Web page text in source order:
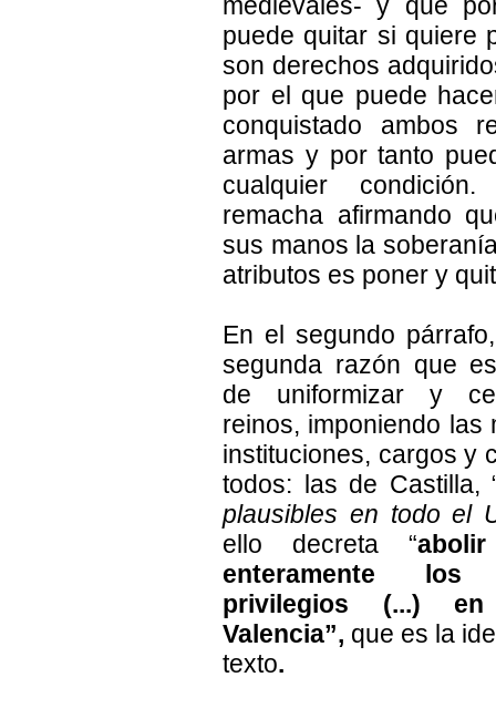
medievales- y que
puede quitar si quiere
son derechos
por el que puede
conquistado ambos
armas y por tanto
cualquier
remacha afirmando
sus manos la
atributos es poner y
En el segundo
segunda razón que
de uniformizar y
reinos, imponiendo las
instituciones, cargos y
todos: las de Castilla,
plausibles en todo el
ello decreta “
enteramente
privilegios (...)
Valencia”, que es la
texto.